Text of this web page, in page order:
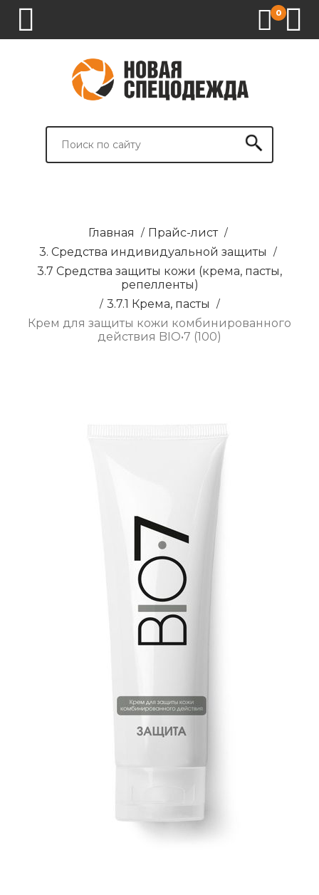
0
СПЕЦОДЕЖДА
СПЕЦОБУВЬ
СРЕДСТВА
ВСПОМОГАТЕЛЬНЫЕ
БРЕНДИРОВАНИЕ
Главная / Прайс-лист /
3. Средства индивидуальной защиты /
3.7 Средства защиты кожи (крема, пасты,
репелленты)
/ 3.7.1 Крема, пасты /
Крем для защиты кожи комбинированного
действия BIO•7 (100)